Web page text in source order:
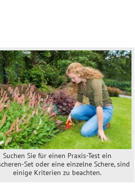
Suchen Sie für einen Praxis-Test ein
Set oder eine einzelne Schere, sind
einige Kriterien zu beachten.